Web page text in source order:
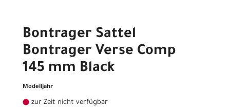
Bontrager Sattel
Bontrager Verse Comp
145 mm Black
Modelljahr
zur Zeit nicht verfügbar